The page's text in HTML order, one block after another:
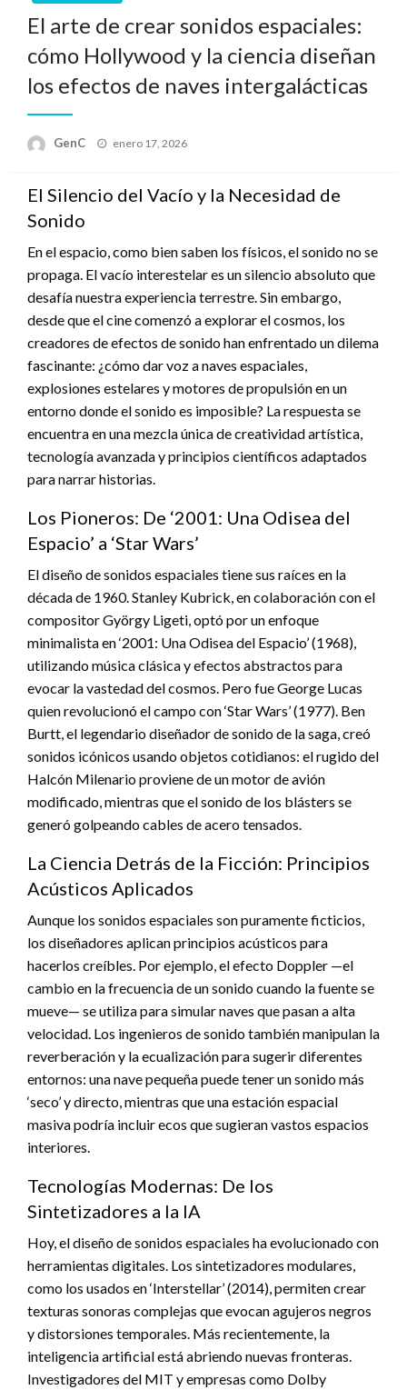
El arte de crear sonidos espaciales:
cómo Hollywood y la ciencia diseñan
los efectos de naves intergalácticas
GenC
Publicado
enero 17, 2026
El Silencio del Vacío y la Necesidad de
Sonido
En el espacio, como bien saben los físicos, el sonido no se
propaga. El vacío interestelar es un silencio absoluto que
desafía nuestra experiencia terrestre. Sin embargo,
desde que el cine comenzó a explorar el cosmos, los
creadores de efectos de sonido han enfrentado un dilema
fascinante: ¿cómo dar voz a naves espaciales,
explosiones estelares y motores de propulsión en un
entorno donde el sonido es imposible? La respuesta se
encuentra en una mezcla única de creatividad artística,
tecnología avanzada y principios científicos adaptados
para narrar historias.
Los Pioneros: De ‘2001: Una Odisea del
Espacio’ a ‘Star Wars’
El diseño de sonidos espaciales tiene sus raíces en la
década de 1960. Stanley Kubrick, en colaboración con el
compositor György Ligeti, optó por un enfoque
minimalista en ‘2001: Una Odisea del Espacio’ (1968),
utilizando música clásica y efectos abstractos para
evocar la vastedad del cosmos. Pero fue George Lucas
quien revolucionó el campo con ‘Star Wars’ (1977). Ben
Burtt, el legendario diseñador de sonido de la saga, creó
sonidos icónicos usando objetos cotidianos: el rugido del
Halcón Milenario proviene de un motor de avión
modificado, mientras que el sonido de los blásters se
generó golpeando cables de acero tensados.
La Ciencia Detrás de la Ficción: Principios
Acústicos Aplicados
Aunque los sonidos espaciales son puramente ficticios,
los diseñadores aplican principios acústicos para
hacerlos creíbles. Por ejemplo, el efecto Doppler —el
cambio en la frecuencia de un sonido cuando la fuente se
mueve— se utiliza para simular naves que pasan a alta
velocidad. Los ingenieros de sonido también manipulan la
reverberación y la ecualización para sugerir diferentes
entornos: una nave pequeña puede tener un sonido más
‘seco’ y directo, mientras que una estación espacial
masiva podría incluir ecos que sugieran vastos espacios
interiores.
Tecnologías Modernas: De los
Sintetizadores a la IA
Hoy, el diseño de sonidos espaciales ha evolucionado con
herramientas digitales. Los sintetizadores modulares,
como los usados en ‘Interstellar’ (2014), permiten crear
texturas sonoras complejas que evocan agujeros negros
y distorsiones temporales. Más recientemente, la
inteligencia artificial está abriendo nuevas fronteras.
Investigadores del MIT y empresas como Dolby